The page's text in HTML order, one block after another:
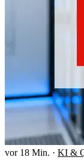
vor 18 Min. · KI &